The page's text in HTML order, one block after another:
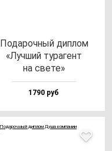
Пода­роч­ный дип­лом
«Луч­ший ту­ра­гент
на све­те»
1790 руб